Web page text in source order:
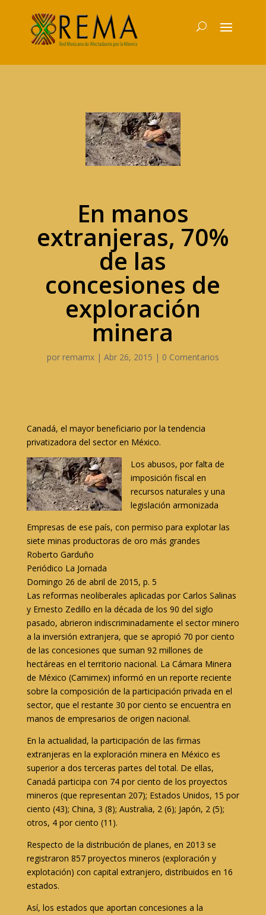
En manos
extranjeras, 70%
de las
concesiones de
exploración
minera
por remamx| Abr 26, 2015 | 0 Comentarios
Canadá, el mayor beneficiario por la tendencia
privatizadora del sector en México.
Los abusos, por falta de
imposición fiscal en
recursos naturales y una
legislación armonizada
Empresas de ese país, con permiso para explotar las
siete minas productoras de oro más grandes
Roberto Garduño
Periódico La Jornada
Domingo 26 de abril de 2015, p. 5
Las reformas neoliberales aplicadas por Carlos Salinas
y Ernesto Zedillo en la década de los 90 del siglo
pasado, abrieron indiscriminadamente el sector minero
a la inversión extranjera, que se apropió 70 por ciento
de las concesiones que suman 92 millones de
hectáreas en el territorio nacional. La Cámara Minera
de México (Camimex) informó en un reporte reciente
sobre la composición de la participación privada en el
sector, que el restante 30 por ciento se encuentra en
manos de empresarios de origen nacional.
En la actualidad, la participación de las firmas
extranjeras en la exploración minera en México es
superior a dos terceras partes del total. De ellas,
Canadá participa con 74 por ciento de los proyectos
mineros (que representan 207); Estados Unidos, 15 por
ciento (43); China, 3 (8); Australia, 2 (6); Japón, 2 (5);
otros, 4 por ciento (11).
Respecto de la distribución de planes, en 2013 se
registraron 857 proyectos mineros (exploración y
explotación) con capital extranjero, distribuidos en 16
estados.
Así, los estados que aportan concesiones a la